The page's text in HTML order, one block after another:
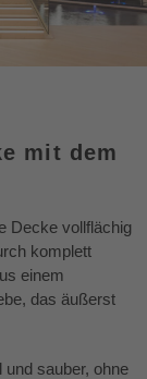
mit dem
Decke vollflächig
komplett
einem
das äußerst
sauber, ohne